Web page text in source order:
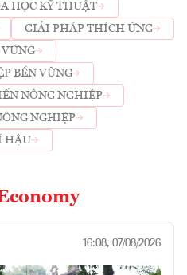
HỌC KỸ THUẬT
GIẢI PHÁP THÍCH ỨNG
BỀN VỮNG
NÔNG NGHIỆP
NGHIỆP
HẬU
16:08, 07/08/2026